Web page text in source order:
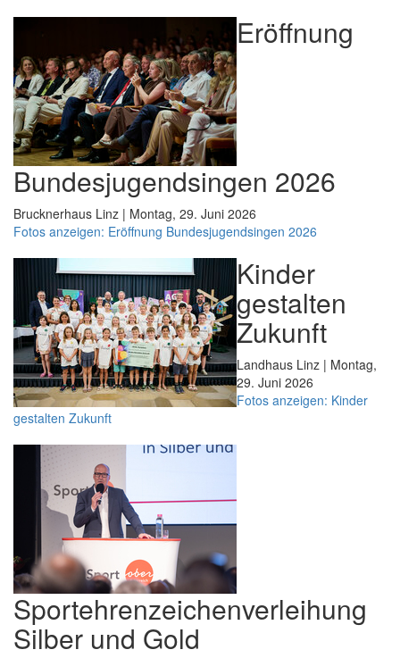
Eröffnung
Bundesjugendsingen 2026
Brucknerhaus Linz | Montag, 29. Juni 2026
Fotos anzeigen: Eröffnung Bundesjugendsingen 2026
Kinder
gestalten
Zukunft
Landhaus Linz | Montag,
29. Juni 2026
Fotos anzeigen: Kinder
gestalten Zukunft
Sportehrenzeichenverleihung
Silber und Gold